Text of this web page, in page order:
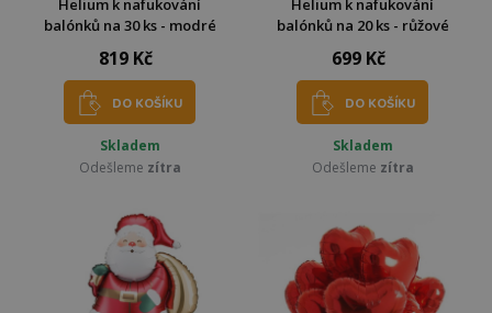
Helium k nafukování
balónků na 30 ks - modré
819 Kč
DO KOŠÍKU
Skladem
Odešleme zítra
Helium k nafukování
balónků na 20 ks - růžové
699 Kč
DO KOŠÍKU
Skladem
Odešleme zítra